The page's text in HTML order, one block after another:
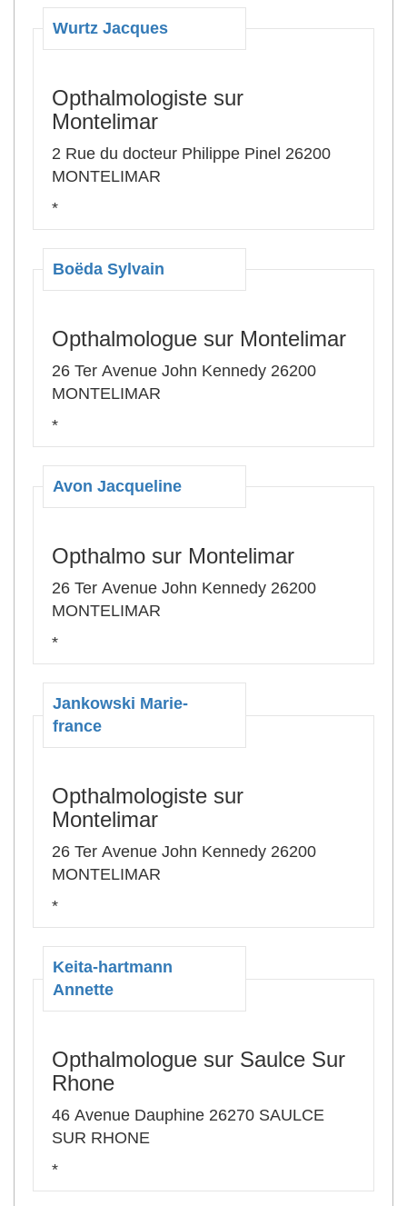
Wurtz Jacques
Opthalmologiste sur
Montelimar
2 Rue du docteur Philippe Pinel 26200
MONTELIMAR
*
Boëda Sylvain
Opthalmologue sur Montelimar
26 Ter Avenue John Kennedy 26200
MONTELIMAR
*
Avon Jacqueline
Opthalmo sur Montelimar
26 Ter Avenue John Kennedy 26200
MONTELIMAR
*
Jankowski Marie-
france
Opthalmologiste sur
Montelimar
26 Ter Avenue John Kennedy 26200
MONTELIMAR
*
Keita-hartmann
Annette
Opthalmologue sur Saulce Sur
Rhone
46 Avenue Dauphine 26270 SAULCE
SUR RHONE
*